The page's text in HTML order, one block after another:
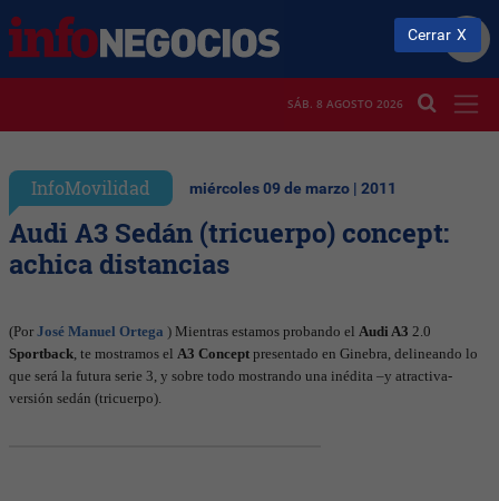
SÁB. 8 AGOSTO 2026
InfoMovilidad miércoles 09 de marzo | 2011
Audi A3 Sedán (tricuerpo) concept:
achica distancias
(Por José Manuel Ortega ) Mientras estamos probando el Audi A3 2.0
Sportback , te mostramos el A3 Concept presentado en Ginebra, delineando lo
que será la futura serie 3, y sobre todo mostrando una inédita –y atractiva-
versión sedán (tricuerpo).
Cerrar